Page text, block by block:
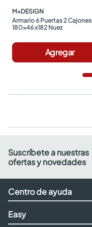
M+DESIGN
Armario 6 Puertas 2 Cajones
180x46 x182 Nuez
Agregar
Suscríbete a nuestras
ofertas y novedades
Centro de ayuda
Easy